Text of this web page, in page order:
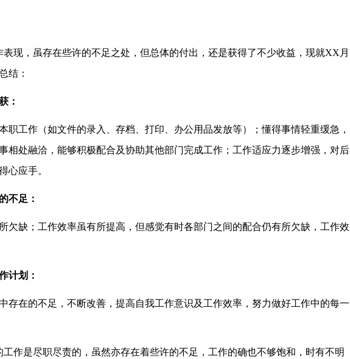
，虽存在些许的不足之处，但总体的付出，还是获得了不少收益，现就XX月
结：
：
工作（如文件的录入、存档、打印、办公用品发放等）；懂得事情轻重缓急，
相处融洽，能够积极配合及协助其他部门完成工作；工作适应力逐步增强，对后
心应手。
足：
缺；工作效率虽有所提高，但感觉有时各部门之间的配合仍有所欠缺，工作效
划：
在的不足，不断改善，提高自我工作意识及工作效率，努力做好工作中的每一
是尽职尽责的，虽然亦存在着些许的不足，工作的确也不够饱和，时有不明